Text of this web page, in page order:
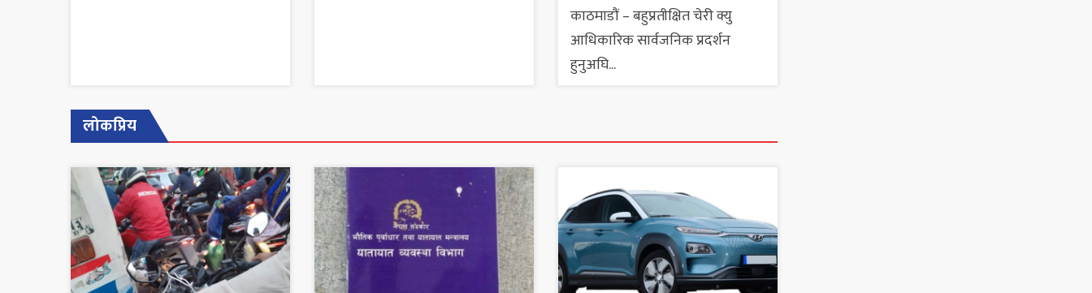
काठमाडौं – बहुप्रतीक्षित चेरी क्यु
आधिकारिक सार्वजनिक प्रदर्शन
हुनुअघि...
लोकप्रिय